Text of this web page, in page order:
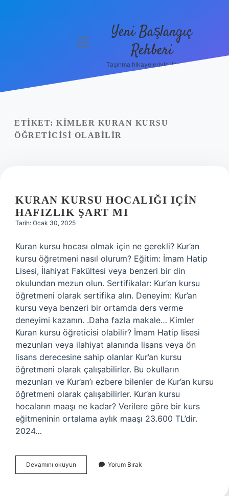
Politikası
Yasal Uyarı
menüyü
Yeni Başlangıç
Rehberi
Taşınma hikayeleriyle ilham bul!
ETIKET: KIMLER KURAN KURSU
ÖĞRETICISI OLABILIR
KURAN KURSU HOCALIĞI IÇIN
HAFIZLIK ŞART MI
Tarih: Ocak 30, 2025
Kuran kursu hocası olmak için ne gerekli? Kur’an
kursu öğretmeni nasıl olurum? Eğitim: İmam Hatip
Lisesi, İlahiyat Fakültesi veya benzeri bir din
okulundan mezun olun. Sertifikalar: Kur’an kursu
öğretmeni olarak sertifika alın. Deneyim: Kur’an
kursu veya benzeri bir ortamda ders verme
deneyimi kazanın. .Daha fazla makale… Kimler
Kuran kursu öğreticisi olabilir? İmam Hatip lisesi
mezunları veya ilahiyat alanında lisans veya ön
lisans derecesine sahip olanlar Kur’an kursu
öğretmeni olarak çalışabilirler. Bu okulların
mezunları ve Kur’an’ı ezbere bilenler de Kur’an kursu
öğretmeni olarak çalışabilirler. Kur’an kursu
hocaların maaşı ne kadar? Verilere göre bir kurs
eğitmeninin ortalama aylık maaşı 23.600 TL’dir.
2024…
Devamını okuyun
Kursu
Yorum Bırak